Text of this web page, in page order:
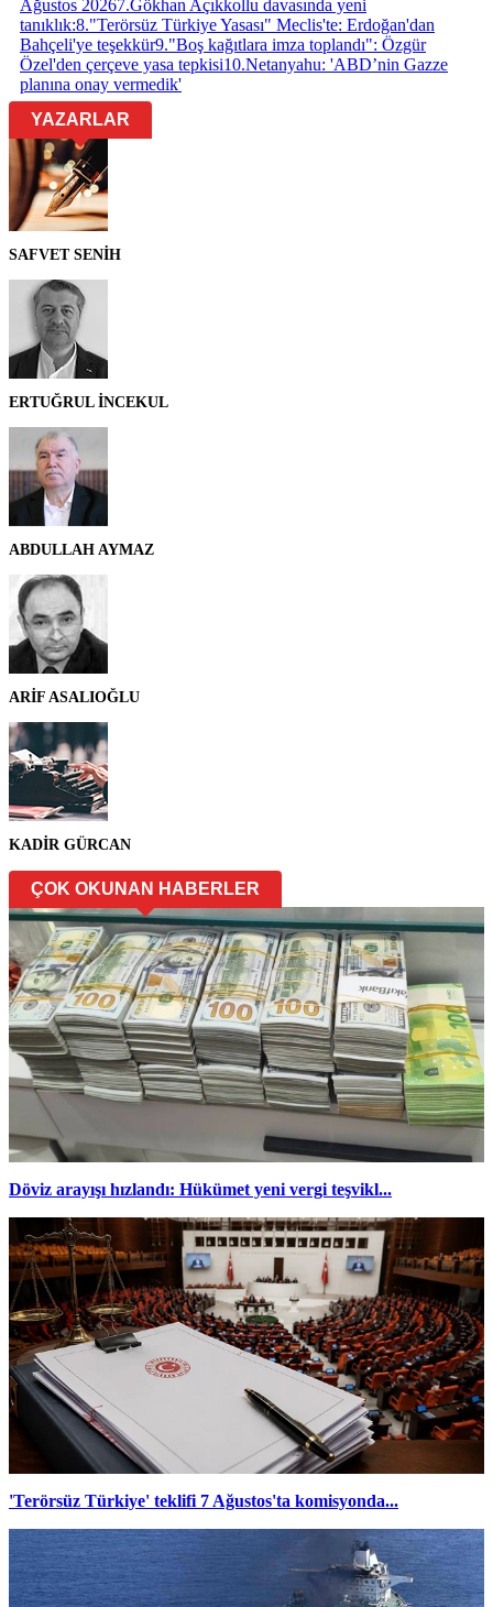
Ağustos 20267.Gökhan Açıkkollu davasında yeni
tanıklık:8."Terörsüz Türkiye Yasası" Meclis'te: Erdoğan'dan
Bahçeli'ye teşekkür9."Boş kağıtlara imza toplandı": Özgür
Özel'den çerçeve yasa tepkisi10.Netanyahu: 'ABD’nin Gazze
planına onay vermedik'
YAZARLAR
SAFVET SENİH
ERTUĞRUL İNCEKUL
ABDULLAH AYMAZ
ARİF ASALIOĞLU
KADİR GÜRCAN
ÇOK OKUNAN HABERLER
Döviz arayışı hızlandı: Hükümet yeni vergi teşvikl...
'Terörsüz Türkiye' teklifi 7 Ağustos'ta komisyonda...